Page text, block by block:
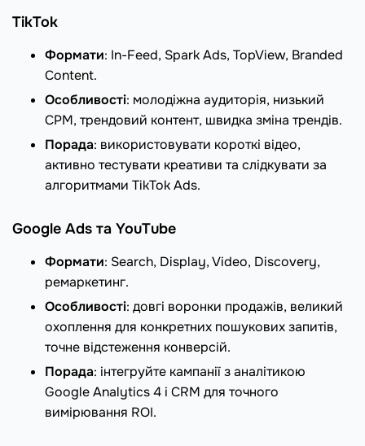
TikTok
Формати: In-Feed, Spark Ads, TopView, Branded
Content.
Особливості: молодіжна аудиторія, низький
CPM, трендовий контент, швидка зміна трендів.
Порада: використовувати короткі відео,
активно тестувати креативи та слідкувати за
алгоритмами TikTok Ads.
Google Ads та YouTube
Формати: Search, Display, Video, Discovery,
ремаркетинг.
Особливості: довгі воронки продажів, великий
охоплення для конкретних пошукових запитів,
точне відстеження конверсій.
Порада: інтегруйте кампанії з аналітикою
Google Analytics 4 і CRM для точного
вимірювання ROI.